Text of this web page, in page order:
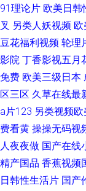
91理论片 欧美日韩
叉 另类人妖视频 欧
豆花福利视频 轮理
影院 丁香影视五月
免费 欧美三级日本
区三区 久草在线最
a片123 另类视频欧
费看黄 操操无码视
人夜夜做 国产在线
精产国品 香蕉视频
日韩性生活片 国产